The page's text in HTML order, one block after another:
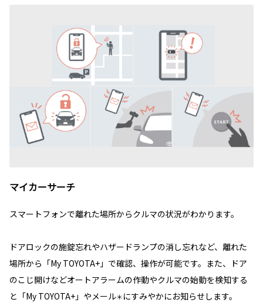
マイカーサーチ
スマートフォンで離れた場所からクルマの状況がわかります。
ドアロックの施錠忘れやハザードランプの消し忘れなど、離れた
場所から「My TOYOTA+」で確認、操作が可能です。また、ドア
のこじ開けなどオートアラームの作動やクルマの始動を検知する
と「My TOYOTA+」やメール＊にすみやかにお知らせします。